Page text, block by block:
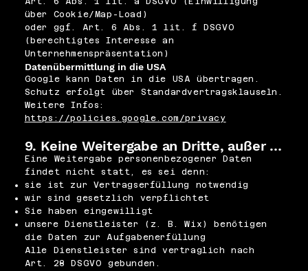
über Cookie/Map-Load)
oder ggf. Art. 6 Abs. 1 lit. f DSGVO
(berechtigtes Interesse an
Unternehmenspräsentation)
Datenübermittlung in die USA
Google kann Daten in die USA übertragen.
Schutz erfolgt über Standardvertragsklauseln.
Weitere Infos:
https://policies.google.com/privacy
9. Keine Weitergabe an Dritte, außer …
Eine Weitergabe personenbezogener Daten
findet nicht statt, es sei denn:
sie ist zur Vertragserfüllung notwendig
wir sind gesetzlich verpflichtet
Sie haben eingewilligt
unsere Dienstleister (z. B. Wix) benötigen
die Daten zur Aufgabenerfüllung
Alle Dienstleister sind vertraglich nach
Art. 28 DSGVO gebunden.